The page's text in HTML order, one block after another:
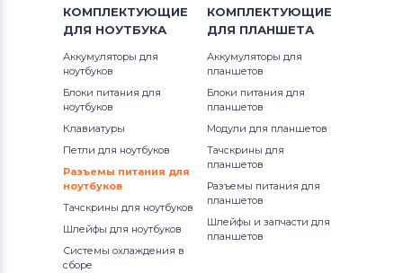
КОМПЛЕКТУЮЩИЕ
ДЛЯ НОУТБУКА
Аккумуляторы для
ноутбуков
Блоки питания для
ноутбуков
Клавиатуры
Петли для ноутбуков
Разъемы питания для
ноутбуков
Тачскрины для ноутбуков
Шлейфы для ноутбуков
Системы охлаждения в
сборе
КОМПЛЕКТУЮЩИЕ
ДЛЯ ПЛАНШЕТА
Аккумуляторы для
планшетов
Блоки питания для
планшетов
Модули для планшетов
Тачскрины для
планшетов
Разъемы питания для
планшетов
Шлейфы и запчасти для
планшетов